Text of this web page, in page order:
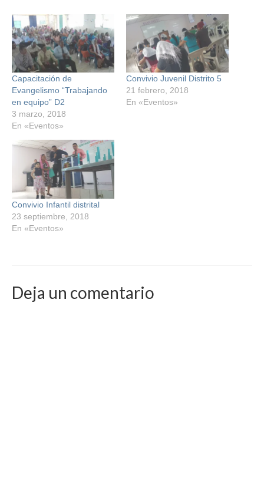
Capacitación de
Evangelismo “Trabajando
en equipo” D2
3 marzo, 2018
En «Eventos»
Convivio Juvenil Distrito 5
21 febrero, 2018
En «Eventos»
Convivio Infantil distrital
23 septiembre, 2018
En «Eventos»
Deja un comentario